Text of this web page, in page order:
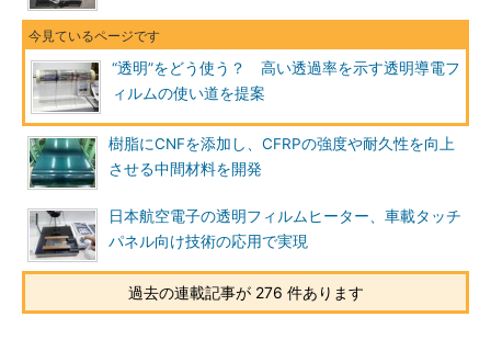
“透明”をどう使う？ 高い透過率を示す透明導電フ
ィルムの使い道を提案
樹脂にCNFを添加し、CFRPの強度や耐久性を向上
させる中間材料を開発
日本航空電子の透明フィルムヒーター、車載タッチ
パネル向け技術の応用で実現
過去の連載記事が 276 件あります